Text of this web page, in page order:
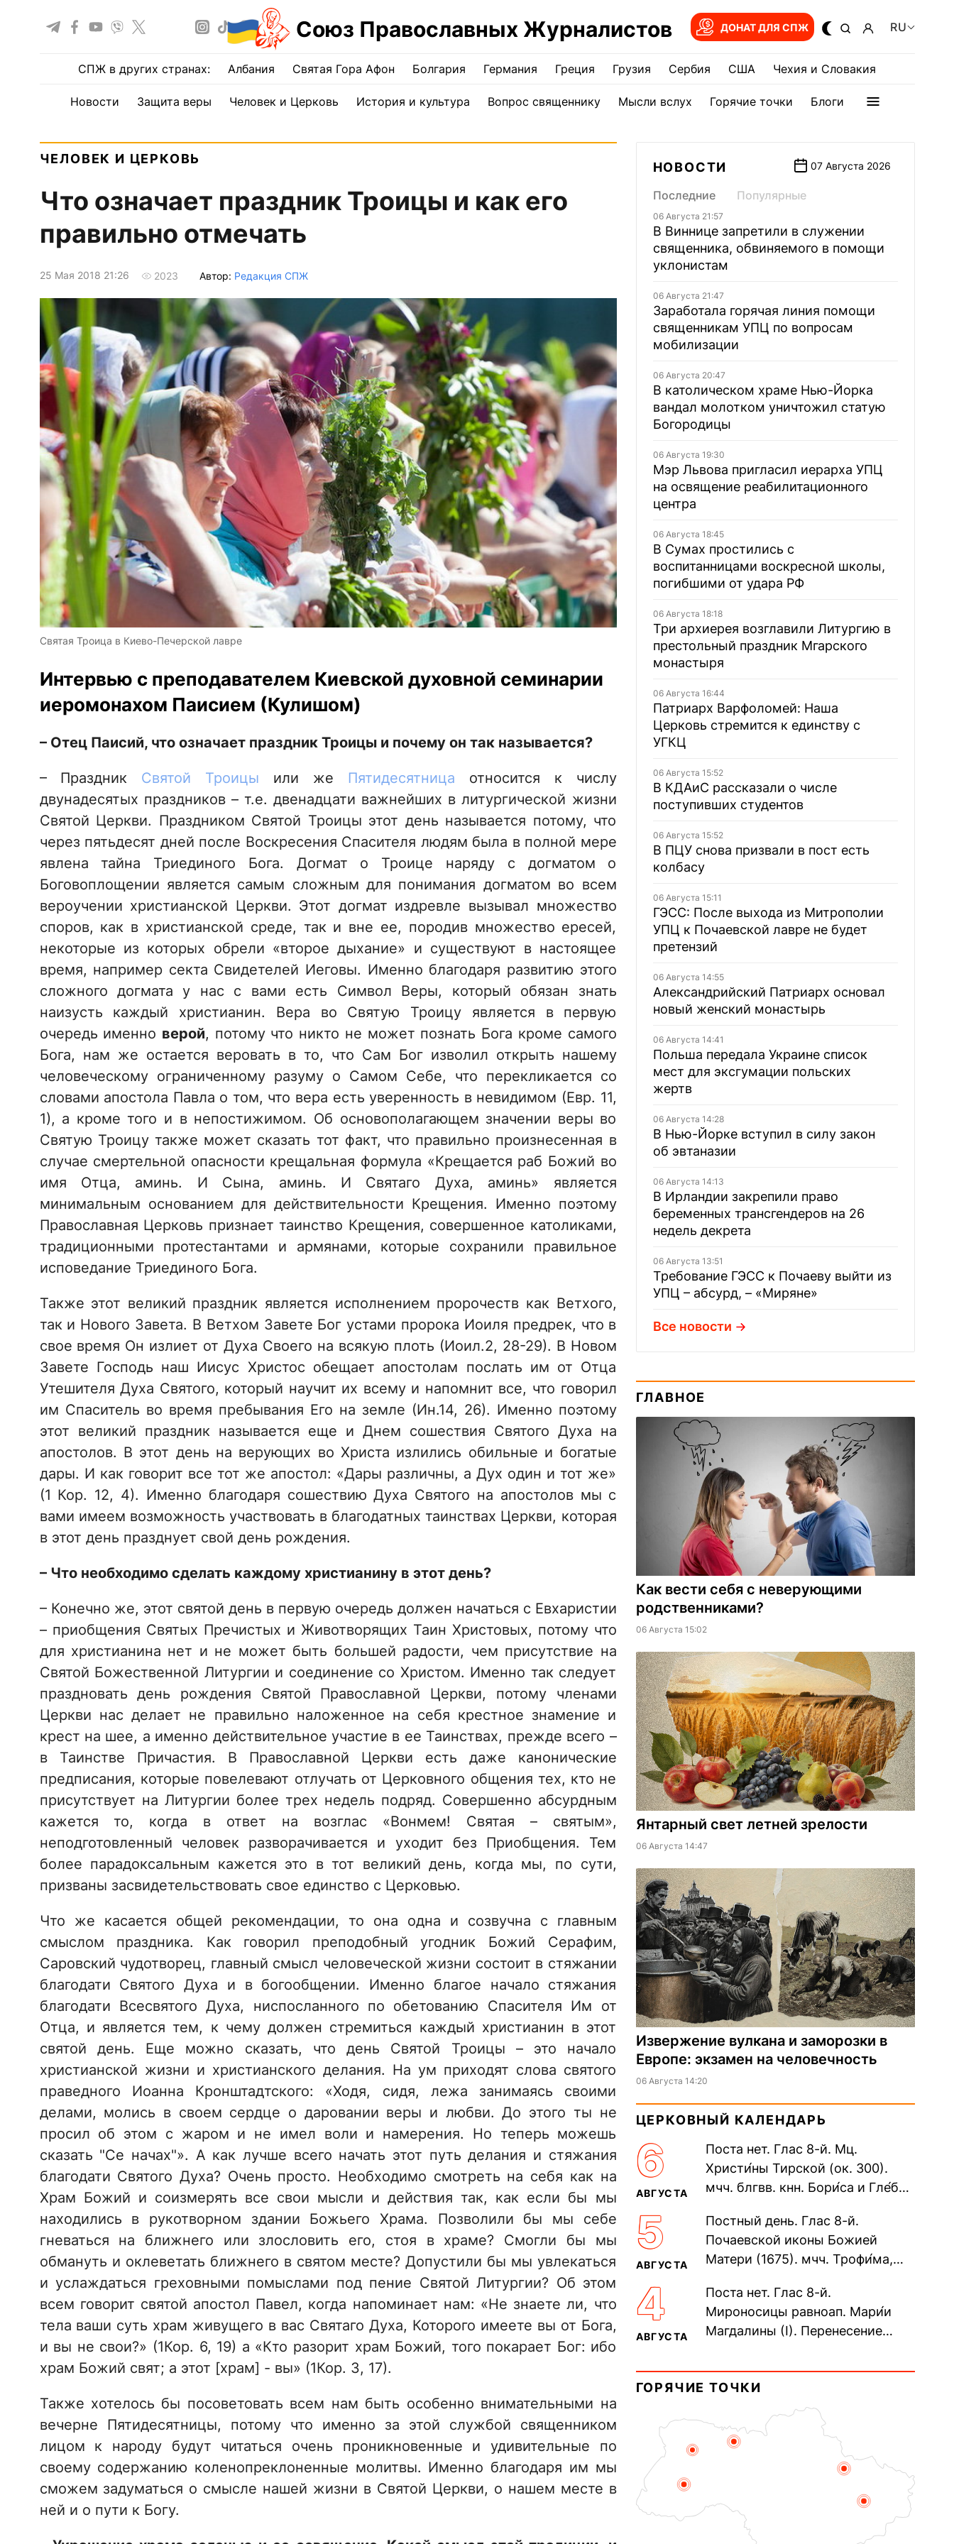
Союз Православных Журналистов ДОНАТ ДЛЯ СПЖ RU
СПЖ в других странах: Албания Святая Гора Афон Болгария Германия Греция Грузия Сербия США Чехия и Словакия
Новости Защита веры Человек и Церковь История и культура Вопрос священнику Мысли вслух Горячие точки Блоги
ЧЕЛОВЕК И ЦЕРКОВЬ
Что означает праздник Троицы и как его
правильно отмечать
25 Мая 2018 21:26 2023 Автор: Редакция СПЖ
Святая Троица в Киево-Печерской лавре
Интервью с преподавателем Киевской духовной семинарии
иеромонахом Паисием (Кулишом)
– Отец Паисий, что означает праздник Троицы и почему он так называется?
– Праздник Святой Троицы или же Пятидесятница относится к числу
двунадесятых праздников – т.е. двенадцати важнейших в литургической жизни
Святой Церкви. Праздником Святой Троицы этот день называется потому, что
через пятьдесят дней после Воскресения Спасителя людям была в полной мере
явлена тайна Триединого Бога. Догмат о Троице наряду с догматом о
Боговоплощении является самым сложным для понимания догматом во всем
вероучении христианской Церкви. Этот догмат издревле вызывал множество
споров, как в христианской среде, так и вне ее, породив множество ересей,
некоторые из которых обрели «второе дыхание» и существуют в настоящее
время, например секта Свидетелей Иеговы. Именно благодаря развитию этого
сложного догмата у нас с вами есть Символ Веры, который обязан знать
наизусть каждый христианин. Вера во Святую Троицу является в первую
очередь именно верой, потому что никто не может познать Бога кроме самого
Бога, нам же остается веровать в то, что Сам Бог изволил открыть нашему
человеческому ограниченному разуму о Самом Себе, что перекликается со
словами апостола Павла о том, что вера есть уверенность в невидимом (Евр. 11,
1), а кроме того и в непостижимом. Об основополагающем значении веры во
Святую Троицу также может сказать тот факт, что правильно произнесенная в
случае смертельной опасности крещальная формула «Крещается раб Божий во
имя Отца, аминь. И Сына, аминь. И Святаго Духа, аминь» является
минимальным основанием для действительности Крещения. Именно поэтому
Православная Церковь признает таинство Крещения, совершенное католиками,
традиционными протестантами и армянами, которые сохранили правильное
исповедание Триединого Бога.
Также этот великий праздник является исполнением пророчеств как Ветхого,
так и Нового Завета. В Ветхом Завете Бог устами пророка Иоиля предрек, что в
свое время Он излиет от Духа Своего на всякую плоть (Иоил.2, 28-29). В Новом
Завете Господь наш Иисус Христос обещает апостолам послать им от Отца
Утешителя Духа Святого, который научит их всему и напомнит все, что говорил
им Спаситель во время пребывания Его на земле (Ин.14, 26). Именно поэтому
этот великий праздник называется еще и Днем сошествия Святого Духа на
апостолов. В этот день на верующих во Христа излились обильные и богатые
дары. И как говорит все тот же апостол: «Дары различны, а Дух один и тот же»
(1 Кор. 12, 4). Именно благодаря сошествию Духа Святого на апостолов мы с
вами имеем возможность участвовать в благодатных таинствах Церкви, которая
в этот день празднует свой день рождения.
– Что необходимо сделать каждому христианину в этот день?
– Конечно же, этот святой день в первую очередь должен начаться с Евхаристии
– приобщения Святых Пречистых и Животворящих Таин Христовых, потому что
для христианина нет и не может быть большей радости, чем присутствие на
Святой Божественной Литургии и соединение со Христом. Именно так следует
праздновать день рождения Святой Православной Церкви, потому членами
Церкви нас делает не правильно наложенное на себя крестное знамение и
крест на шее, а именно действительное участие в ее Таинствах, прежде всего –
в Таинстве Причастия. В Православной Церкви есть даже канонические
предписания, которые повелевают отлучать от Церковного общения тех, кто не
присутствует на Литургии более трех недель подряд. Совершенно абсурдным
кажется то, когда в ответ на возглас «Вонмем! Святая – святым»,
неподготовленный человек разворачивается и уходит без Приобщения. Тем
более парадоксальным кажется это в тот великий день, когда мы, по сути,
призваны засвидетельствовать свое единство с Церковью.
Что же касается общей рекомендации, то она одна и созвучна с главным
смыслом праздника. Как говорил преподобный угодник Божий Серафим,
Саровский чудотворец, главный смысл человеческой жизни состоит в стяжании
благодати Святого Духа и в богообщении. Именно благое начало стяжания
благодати Всесвятого Духа, ниспосланного по обетованию Спасителя Им от
Отца, и является тем, к чему должен стремиться каждый христианин в этот
святой день. Еще можно сказать, что день Святой Троицы – это начало
христианской жизни и христианского делания. На ум приходят слова святого
праведного Иоанна Кронштадтского: «Ходя, сидя, лежа занимаясь своими
делами, молись в своем сердце о даровании веры и любви. До этого ты не
просил об этом с жаром и не имел воли и намерения. Но теперь можешь
сказать "Се начах"». А как лучше всего начать этот путь делания и стяжания
благодати Святого Духа? Очень просто. Необходимо смотреть на себя как на
Храм Божий и соизмерять все свои мысли и действия так, как если бы мы
находились в рукотворном здании Божьего Храма. Позволили бы мы себе
гневаться на ближнего или злословить его, стоя в храме? Смогли бы мы
обмануть и оклеветать ближнего в святом месте? Допустили бы мы увлекаться
и услаждаться греховными помыслами под пение Святой Литургии? Об этом
всем говорит святой апостол Павел, когда напоминает нам: «Не знаете ли, что
тела ваши суть храм живущего в вас Святаго Духа, Которого имеете вы от Бога,
и вы не свои?» (1Кор. 6, 19) а «Кто разорит храм Божий, того покарает Бог: ибо
храм Божий свят; а этот [храм] - вы» (1Кор. 3, 17).
Также хотелось бы посоветовать всем нам быть особенно внимательными на
вечерне Пятидесятницы, потому что именно за этой службой священником
лицом к народу будут читаться очень проникновенные и удивительные по
своему содержанию коленопреклоненные молитвы. Именно благодаря им мы
сможем задуматься о смысле нашей жизни в Святой Церкви, о нашем месте в
ней и о пути к Богу.
НОВОСТИ 07 Августа 2026
Последние Популярные
06 Августа 21:57
В Виннице запретили в служении
священника, обвиняемого в помощи
уклонистам
06 Августа 21:47
Заработала горячая линия помощи
священникам УПЦ по вопросам
мобилизации
06 Августа 20:47
В католическом храме Нью-Йорка
вандал молотком уничтожил статую
Богородицы
06 Августа 19:30
Мэр Львова пригласил иерарха УПЦ
на освящение реабилитационного
центра
06 Августа 18:45
В Сумах простились с
воспитанницами воскресной школы,
погибшими от удара РФ
06 Августа 18:18
Три архиерея возглавили Литургию в
престольный праздник Мгарского
монастыря
06 Августа 16:44
Патриарх Варфоломей: Наша
Церковь стремится к единству с
УГКЦ
06 Августа 15:52
В КДАиС рассказали о числе
поступивших студентов
06 Августа 15:52
В ПЦУ снова призвали в пост есть
колбасу
06 Августа 15:11
ГЭСС: После выхода из Митрополии
УПЦ к Почаевской лавре не будет
претензий
06 Августа 14:55
Александрийский Патриарх основал
новый женский монастырь
06 Августа 14:41
Польша передала Украине список
мест для эксгумации польских
жертв
06 Августа 14:28
В Нью-Йорке вступил в силу закон
об эвтаназии
06 Августа 14:13
В Ирландии закрепили право
беременных трансгендеров на 26
недель декрета
06 Августа 13:51
Требование ГЭСС к Почаеву выйти из
УПЦ – абсурд, – «Миряне»
Все новости
ГЛАВНОЕ
Как вести себя с неверующими
родственниками?
06 Августа 15:02
Янтарный свет летней зрелости
06 Августа 14:47
Извержение вулкана и заморозки в
Европе: экзамен на человечность
06 Августа 14:20
ЦЕРКОВНЫЙ КАЛЕНДАРЬ
6
АВГУСТА
Поста нет. Глас 8-й. Мц.
Христи́ны Тирской (ок. 300).
мчч. блгвв. кнн. Бори́са и Гле́ба,
Дави́да (1015). Прп....
5
АВГУСТА
Постный день. Глас 8-й.
Почаевской иконы Божией
Матери (1675). мчч. Трофи́ма,
мучеников (284–305). прав.
воина Фео́дора...
4
АВГУСТА
Поста нет. Глас 8-й.
Мироносицы равноап. Мари́и
Магдалины (I). Перенесение
Синопского (403–404). Прп.
Корни́лия...
ГОРЯЧИЕ ТОЧКИ